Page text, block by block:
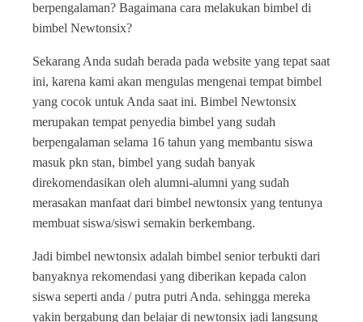
berpengalaman? Bagaimana cara melakukan bimbel di
bimbel Newtonsix?
Sekarang Anda sudah berada pada website yang tepat saat
ini, karena kami akan mengulas mengenai tempat bimbel
yang cocok untuk Anda saat ini. Bimbel Newtonsix
merupakan tempat penyedia bimbel yang sudah
berpengalaman selama 16 tahun yang membantu siswa
masuk pkn stan, bimbel yang sudah banyak
direkomendasikan oleh alumni-alumni yang sudah
merasakan manfaat dari bimbel newtonsix yang tentunya
membuat siswa/siswi semakin berkembang.
Jadi bimbel newtonsix adalah bimbel senior terbukti dari
banyaknya rekomendasi yang diberikan kepada calon
siswa seperti anda / putra putri Anda. sehingga mereka
yakin bergabung dan belajar di newtonsix jadi langsung